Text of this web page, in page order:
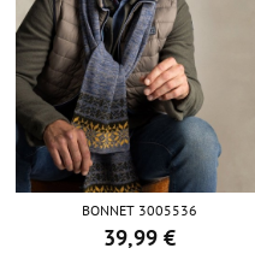
BONNET 3005536
Prix
39,99 €